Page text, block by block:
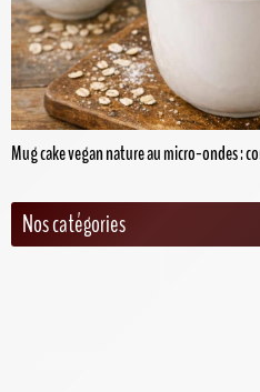
Mug cake vegan nature au micro-ondes :
Nos catégories